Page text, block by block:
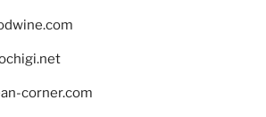
corner.com